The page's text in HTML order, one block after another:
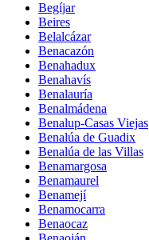
Begíjar
Beires
Belalcázar
Benacazón
Benahadux
Benahavís
Benalauría
Benalmádena
Benalup-Casas Viejas
Benalúa de Guadix
Benalúa de las Villas
Benamargosa
Benamaurel
Benamejí
Benamocarra
Benaocaz